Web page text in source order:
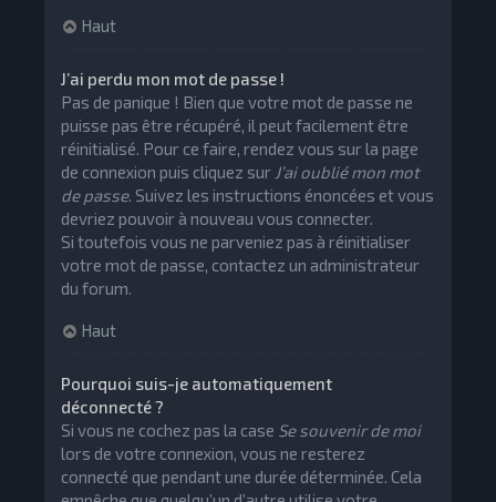
Haut
J’ai perdu mon mot de passe !
Pas de panique ! Bien que votre mot de passe ne
puisse pas être récupéré, il peut facilement être
réinitialisé. Pour ce faire, rendez vous sur la page
de connexion puis cliquez sur J’ai oublié mon mot
de passe. Suivez les instructions énoncées et vous
devriez pouvoir à nouveau vous connecter.
Si toutefois vous ne parveniez pas à réinitialiser
votre mot de passe, contactez un administrateur
du forum.
Haut
Pourquoi suis-je automatiquement
déconnecté ?
Si vous ne cochez pas la case Se souvenir de moi
lors de votre connexion, vous ne resterez
connecté que pendant une durée déterminée. Cela